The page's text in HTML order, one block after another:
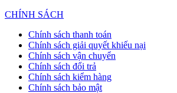
CHÍNH SÁCH
Chính sách thanh toán
Chính sách giải quyết khiếu nại
Chính sách vận chuyển
Chính sách đổi trả
Chính sách kiểm hàng
Chính sách bảo mật